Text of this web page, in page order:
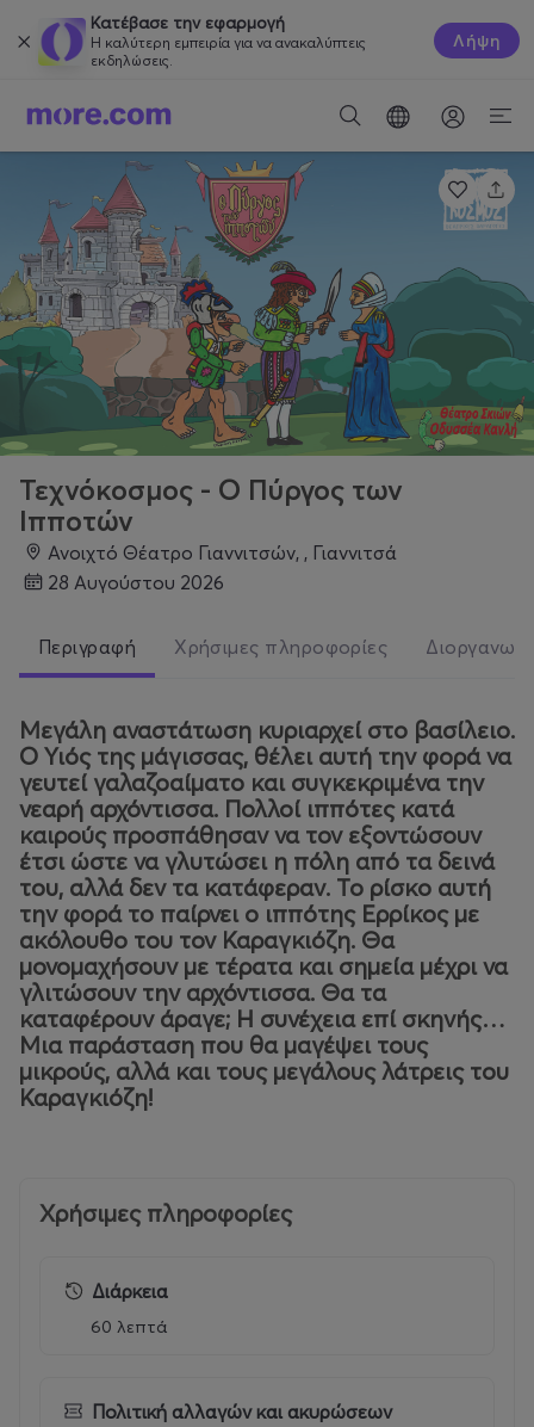
Κατέβασε την εφαρμογή
Η καλύτερη εμπειρία για να ανακαλύπτεις
εκδηλώσεις.
Λήψη
Τεχνόκοσμος - Ο Πύργος των
Ιπποτών
Ανοιχτό Θέατρο Γιαννιτσών, , Γιαννιτσά
28 Αυγούστου 2026
Περιγραφή Χρήσιμες πληροφορίες
Μεγάλη αναστάτωση κυριαρχεί στο βασίλειο.
Ο Υιός της μάγισσας, θέλει αυτή την φορά να
γευτεί γαλαζοαίματο και συγκεκριμένα την
νεαρή αρχόντισσα. Πολλοί ιππότες κατά
καιρούς προσπάθησαν να τον εξοντώσουν
έτσι ώστε να γλυτώσει η πόλη από τα δεινά
του, αλλά δεν τα κατάφεραν. Το ρίσκο αυτή
την φορά το παίρνει ο ιππότης Ερρίκος με
ακόλουθο του τον Καραγκιόζη. Θα
μονομαχήσουν με τέρατα και σημεία μέχρι να
γλιτώσουν την αρχόντισσα. Θα τα
καταφέρουν άραγε; Η συνέχεια επί σκηνής…
Μια παράσταση που θα μαγέψει τους
μικρούς, αλλά και τους μεγάλους λάτρεις του
Καραγκιόζη!
Χρήσιμες πληροφορίες
Διάρκεια
60 λεπτά
Πολιτική αλλαγών και ακυρώσεων